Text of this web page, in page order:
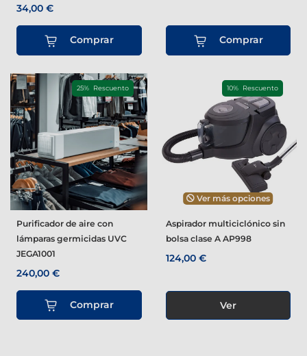
34,00 €
Comprar Comprar
25% Rescuento
Purificador de aire con
lámparas germicidas UVC
JEGA1001
240,00 €
Comprar
10% Rescuento
Ver más opciones
Aspirador multiciclónico sin
bolsa clase A AP998
124,00 €
Ver